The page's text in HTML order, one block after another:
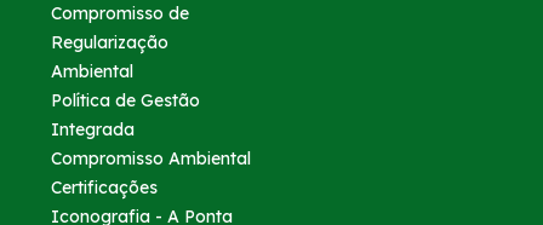
Compromisso de
Regularização
Ambiental
Política de Gestão
Integrada
Compromisso Ambiental
Certificações
Iconografia - A Ponta